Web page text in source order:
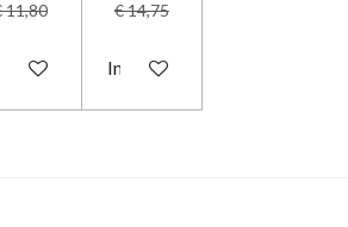
11,80
winkelwagen
€ 14,75
In winkelwagen